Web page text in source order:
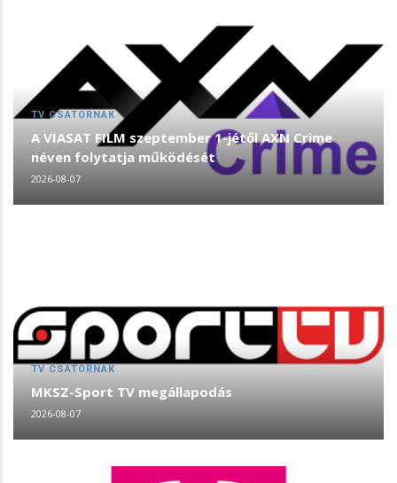
TV CSATORNÁK
A VIASAT FILM szeptember 1-jétől AXN Crime
néven folytatja működését
2026-08-07
TV CSATORNÁK
MKSZ-Sport TV megállapodás
2026-08-07